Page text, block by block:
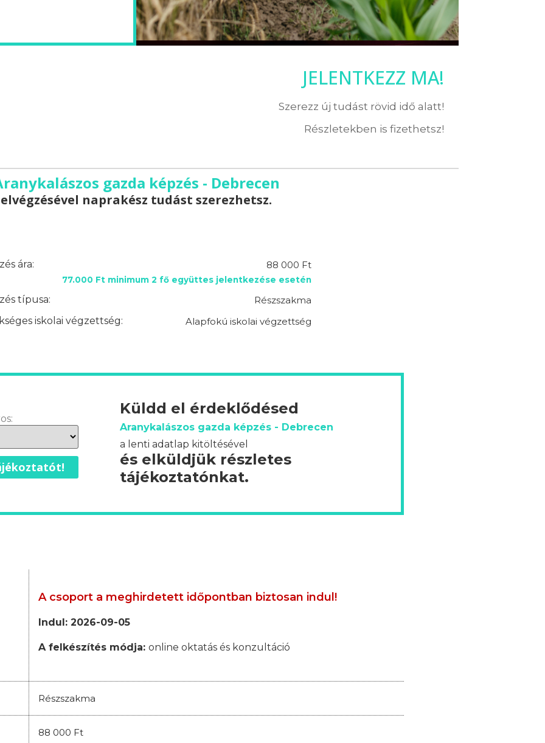
JELENTKEZZ MA!
Szerezz új tudást rövid idő alatt!
Részletekben is fizethetsz!
gazda képzés - Debrecen
elvégzésével naprakész tudást szerezhetsz.
ára: 88 000 Ft
77.000 Ft minimum 2 fő együttes jelentkezése esetén
típusa:
Részszakma
iskolai végzettség:
Alapfokú iskolai végzettség
Küldd el érdeklődésed
Aranykalászos gazda képzés - Debrecen
a lenti adatlap kitöltésével
és elküldjük részletes
tájékoztatónkat.
A csoport a meghirdetett időpontban biztosan indul!
Indul: 2026-09-05
A felkészítés módja: online oktatás és konzultáció
Részszakma
88 000 Ft